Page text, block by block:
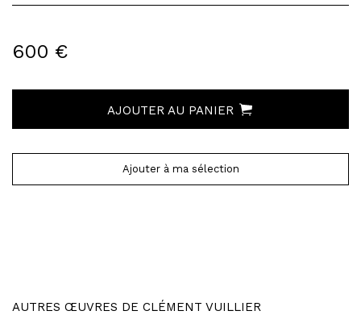
600 €
AJOUTER AU PANIER
Ajouter à ma sélection
AUTRES ŒUVRES DE CLÉMENT VUILLIER